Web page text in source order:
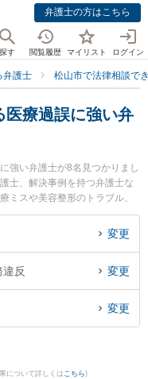
弁護士の方はこちら
探す 閲覧履歴 マイリスト ログイン
弁護士 松山市で法律相談で
医療過誤に強い弁
強い弁護士が8名見つかりまし
士、解決事例を持つ弁護士な
ミスや美容整形のトラブル、
もでき便利です。特に愛媛ま
律事務所の兵頭 俊輔弁護士、
い』『説明義務違反による医
を検索したい』『初回相談無
る松山市内の弁護士に相談予
変更
反 変更
変更
について詳しくは こちら)